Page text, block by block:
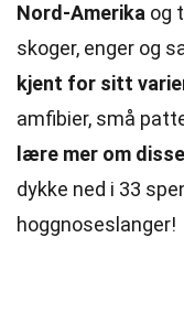
Nord-Amerika og
skoger, enger og
kjent for sitt
amfibier, små
lære mer om
dykke ned i 33
hoggnoseslanger!